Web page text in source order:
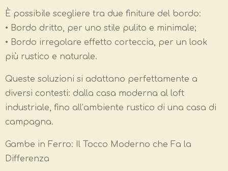
È possibile scegliere tra due finiture del bordo:
• Bordo dritto, per uno stile pulito e minimale;
• Bordo irregolare effetto corteccia, per un look
più rustico e naturale.
Queste soluzioni si adattano perfettamente a
diversi contesti: dalla casa moderna al loft
industriale, fino all’ambiente rustico di una casa di
campagna.
Gambe in Ferro: Il Tocco Moderno che Fa la
Differenza